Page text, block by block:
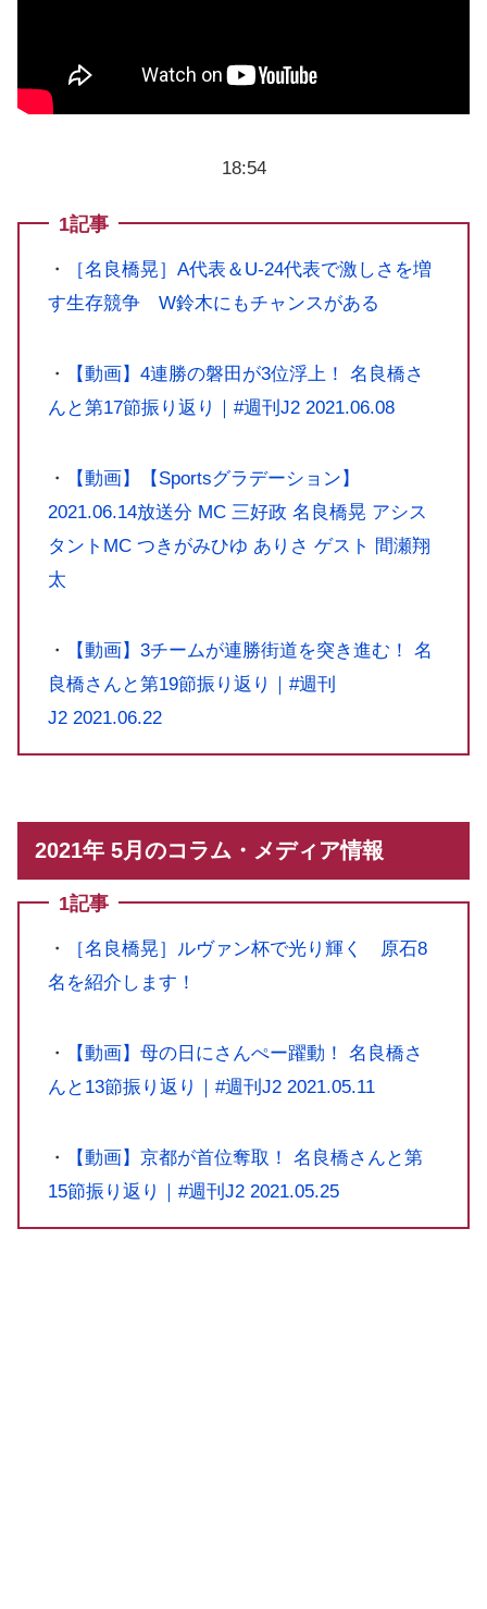
18:54
1記事
・
［名良橋晃］A代表＆U-24代表で激しさを増
す生存競争 W鈴木にもチャンスがある
・
【動画】4連勝の磐田が3位浮上！ 名良橋さ
んと第17節振り返り｜#週刊J2 2021.06.08
・
【動画】【Sportsグラデーション】
2021.06.14放送分 MC 三好政 名良橋晃 アシス
タントMC つきがみひゆ ありさ ゲスト 間瀬翔
太
・
【動画】3チームが連勝街道を突き進む！ 名
良橋さんと第19節振り返り｜#週刊
J2 2021.06.22
2021年 5月のコラム・メディア情報
1記事
・
［名良橋晃］ルヴァン杯で光り輝く 原石8
名を紹介します！
・
【動画】母の日にさんぺー躍動！ 名良橋さ
んと13節振り返り｜#週刊J2 2021.05.11
・
【動画】京都が首位奪取！ 名良橋さんと第
15節振り返り｜#週刊J2 2021.05.25